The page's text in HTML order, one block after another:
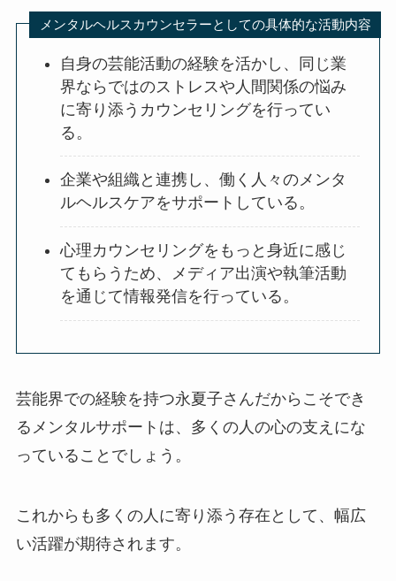
メンタルヘルスカウンセラーとしての具体的な活動内容
自身の芸能活動の経験を活かし、同じ業
界ならではのストレスや人間関係の悩み
に寄り添うカウンセリングを行ってい
る。
企業や組織と連携し、働く人々のメンタ
ルヘルスケアをサポートしている。
心理カウンセリングをもっと身近に感じ
てもらうため、メディア出演や執筆活動
を通じて情報発信を行っている。
芸能界での経験を持つ永夏子さんだからこそでき
るメンタルサポートは、多くの人の心の支えにな
っていることでしょう。
これからも多くの人に寄り添う存在として、幅広
い活躍が期待されます。